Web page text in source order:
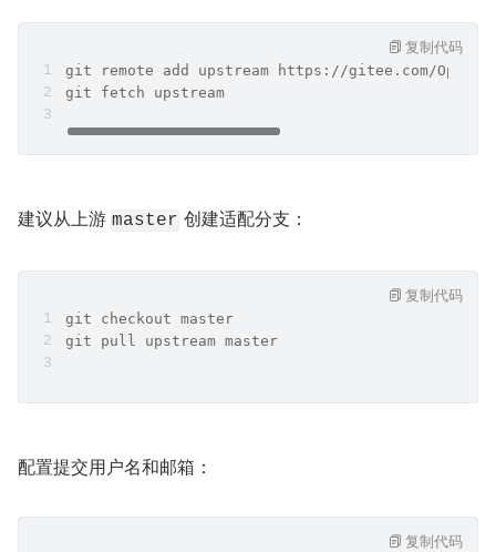
git remote add upstream https://gitee.com/
git fetch upstream
复制代码
建议从上游 master 创建适配分支：
git checkout master
git pull upstream master
复制代码
配置提交用户名和邮箱：
复制代码